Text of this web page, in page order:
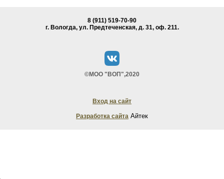
8 (911) 519-70-90
г. Вологда, ул. Предтеченская, д. 31, oф. 211.
©МОО "ВОП",2020
Вход на сайт
Разработка сайта Айтек